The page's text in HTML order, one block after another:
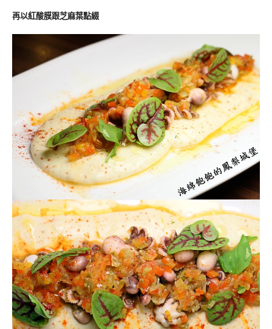
再以紅酸膜跟芝麻葉點綴